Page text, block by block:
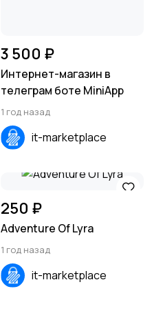
3 500 ₽
Интернет-магазин в
телеграм боте MiniApp
1 год назад
it-marketplace
250 ₽
Adventure Of Lyra
1 год назад
it-marketplace